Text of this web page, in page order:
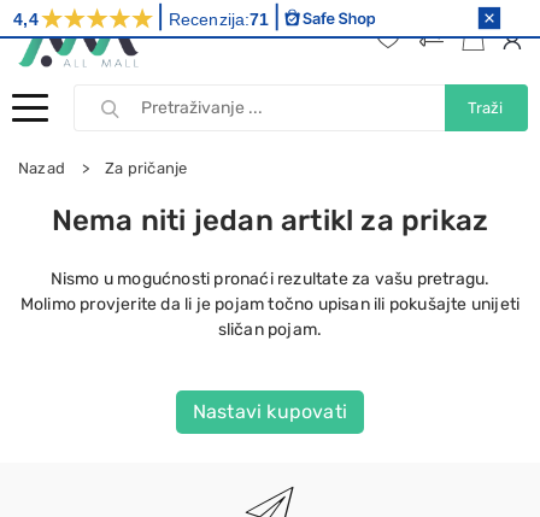
Traži
Nazad Za pričanje
Nema niti jedan artikl za prikaz
Nismo u mogućnosti pronaći rezultate za vašu pretragu.
Molimo provjerite da li je pojam točno upisan ili pokušajte unijeti
sličan pojam.
Nastavi kupovati
4,4 Recenzija:71